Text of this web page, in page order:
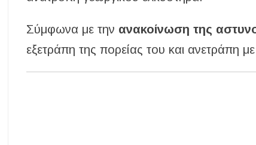
Σύμφωνα με την ανακοίνωση της
εξετράπη της πορείας του και ανετράπη